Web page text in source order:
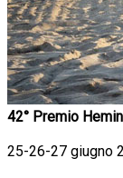
42° Premio
25-26-27 giugno